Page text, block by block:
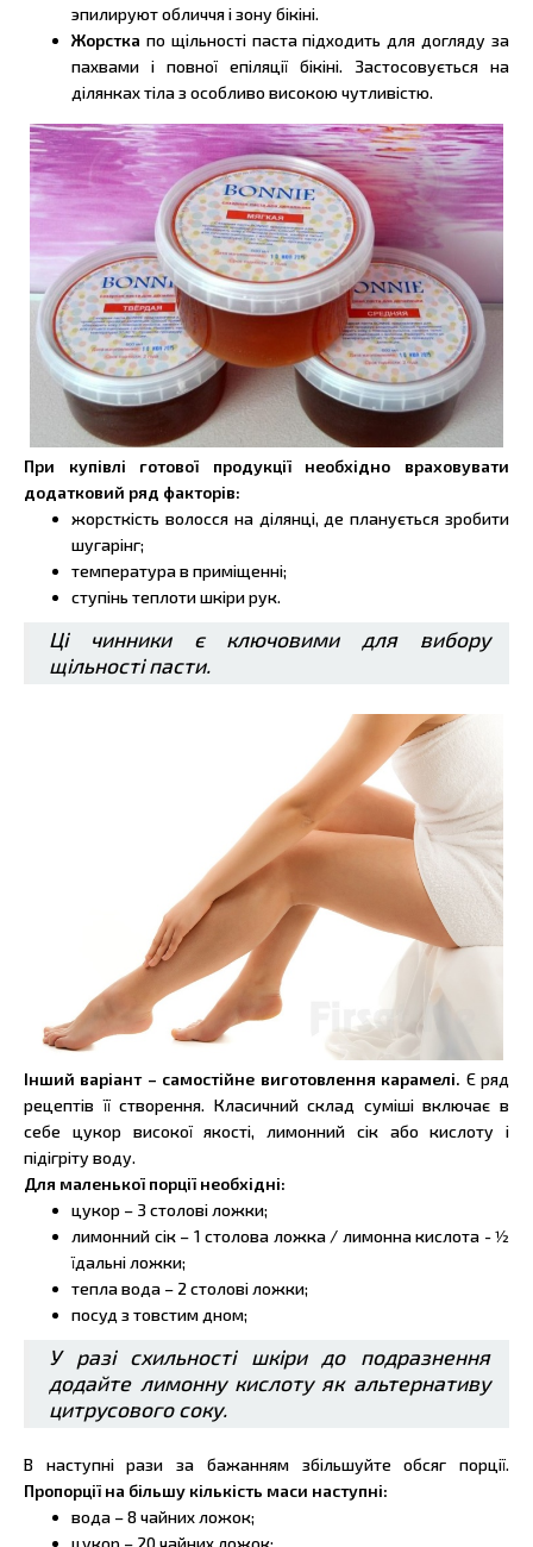
эпилируют обличчя і зону бікіні.
Жорстка по щільності паста підходить для догляду за
пахвами і повної епіляції бікіні. Застосовується на
ділянках тіла з особливо високою чутливістю.
При купівлі готової продукції необхідно враховувати
додатковий ряд факторів:
жорсткість волосся на ділянці, де планується зробити
шугарінг;
температура в приміщенні;
ступінь теплоти шкіри рук.
Ці чинники є ключовими для вибору
щільності пасти.
Інший варіант – самостійне виготовлення карамелі. Є ряд
рецептів її створення. Класичний склад суміші включає в
себе цукор високої якості, лимонний сік або кислоту і
підігріту воду.
Для маленької порції необхідні:
цукор – 3 столові ложки;
лимонний сік – 1 столова ложка / лимонна кислота - 1⁄2
їдальні ложки;
тепла вода – 2 столові ложки;
посуд з товстим дном;
У разі схильності шкіри до подразнення
додайте лимонну кислоту як альтернативу
цитрусового соку.
В наступні рази за бажанням збільшуйте обсяг порції.
Пропорції на більшу кількість маси наступні:
вода – 8 чайних ложок;
цукор – 20 чайних ложок;